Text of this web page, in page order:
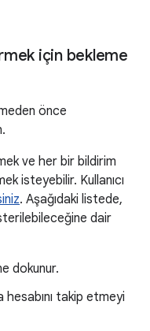
için bekleme
önce
ve her bir bildirim
isteyebilir. Kullanıcı
. Aşağıdaki listede,
dair
dokunur.
hesabını takip etmeyi